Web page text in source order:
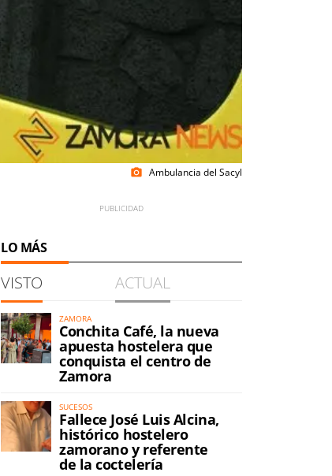
photo_camera Ambulancia del Sacyl
LO MÁS
VISTO ACTUAL
ZAMORA
Conchita Café, la nueva
apuesta hostelera que
conquista el centro de
Zamora
SUCESOS
Fallece José Luis Alcina,
histórico hostelero
zamorano y referente
de la coctelería